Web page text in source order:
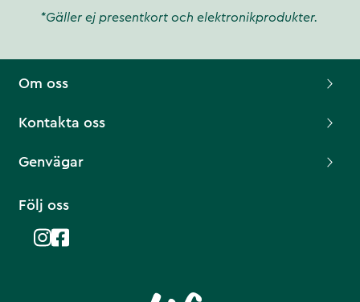
*Gäller ej presentkort och elektronikprodukter.
Om oss
Kontakta oss
Genvägar
Följ oss